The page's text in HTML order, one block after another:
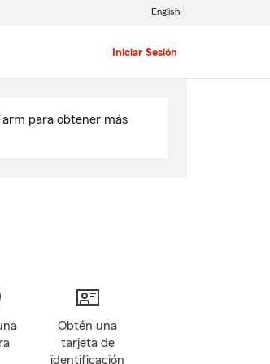
Iniciar Sesión
English
para obtener más
Obtén una
tarjeta de
identificación